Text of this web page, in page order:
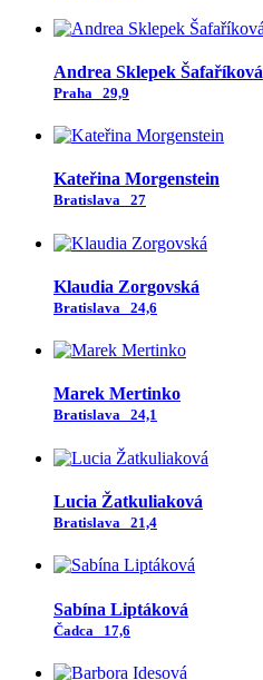
Andrea Sklepek Šafaříková
Praha 29,9
Kateřina Morgenstein
Bratislava 27
Klaudia Zorgovská
Bratislava 24,6
Marek Mertinko
Bratislava 24,1
Lucia Žatkuliaková
Bratislava 21,4
Sabína Liptáková
Čadca 17,6